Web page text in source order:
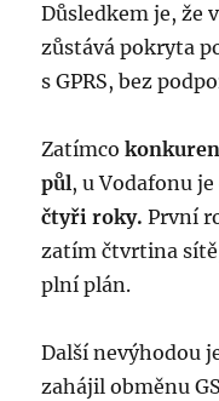
Důsledkem je, že
zůstává pokryta
s GPRS, bez
Zatímco
půl, u Vodafonu
čtyři roky. První
zatím čtvrtina
plní plán.
Další nevýhodou
zahájil obměnu